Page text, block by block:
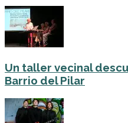
Un taller vecinal
Barrio del Pilar